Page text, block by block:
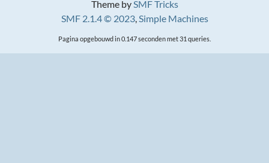
Theme bySMF Tricks
SMF 2.1.4 © 2023,Simple Machines
Pagina opgebouwd in 0.147 seconden met 31 queries.